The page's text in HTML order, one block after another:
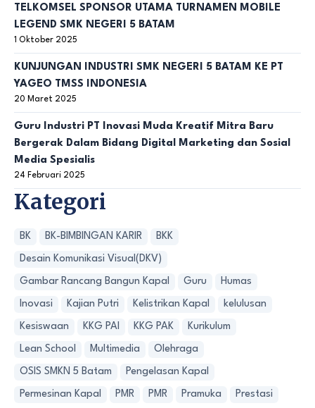
TELKOMSEL SPONSOR UTAMA TURNAMEN MOBILE
LEGEND SMK NEGERI 5 BATAM
1 Oktober 2025
KUNJUNGAN INDUSTRI SMK NEGERI 5 BATAM KE PT
YAGEO TMSS INDONESIA
20 Maret 2025
Guru Industri PT Inovasi Muda Kreatif Mitra Baru
Bergerak Dalam Bidang Digital Marketing dan Sosial
Media Spesialis
24 Februari 2025
Kategori
BK BK-BIMBINGAN KARIR BKK
Desain Komunikasi Visual(DKV)
Gambar Rancang Bangun Kapal Guru Humas
Inovasi Kajian Putri Kelistrikan Kapal kelulusan
Kesiswaan KKG PAI KKG PAK Kurikulum
Lean School Multimedia Olehraga
OSIS SMKN 5 Batam Pengelasan Kapal
Permesinan Kapal PMR PMR Pramuka Prestasi